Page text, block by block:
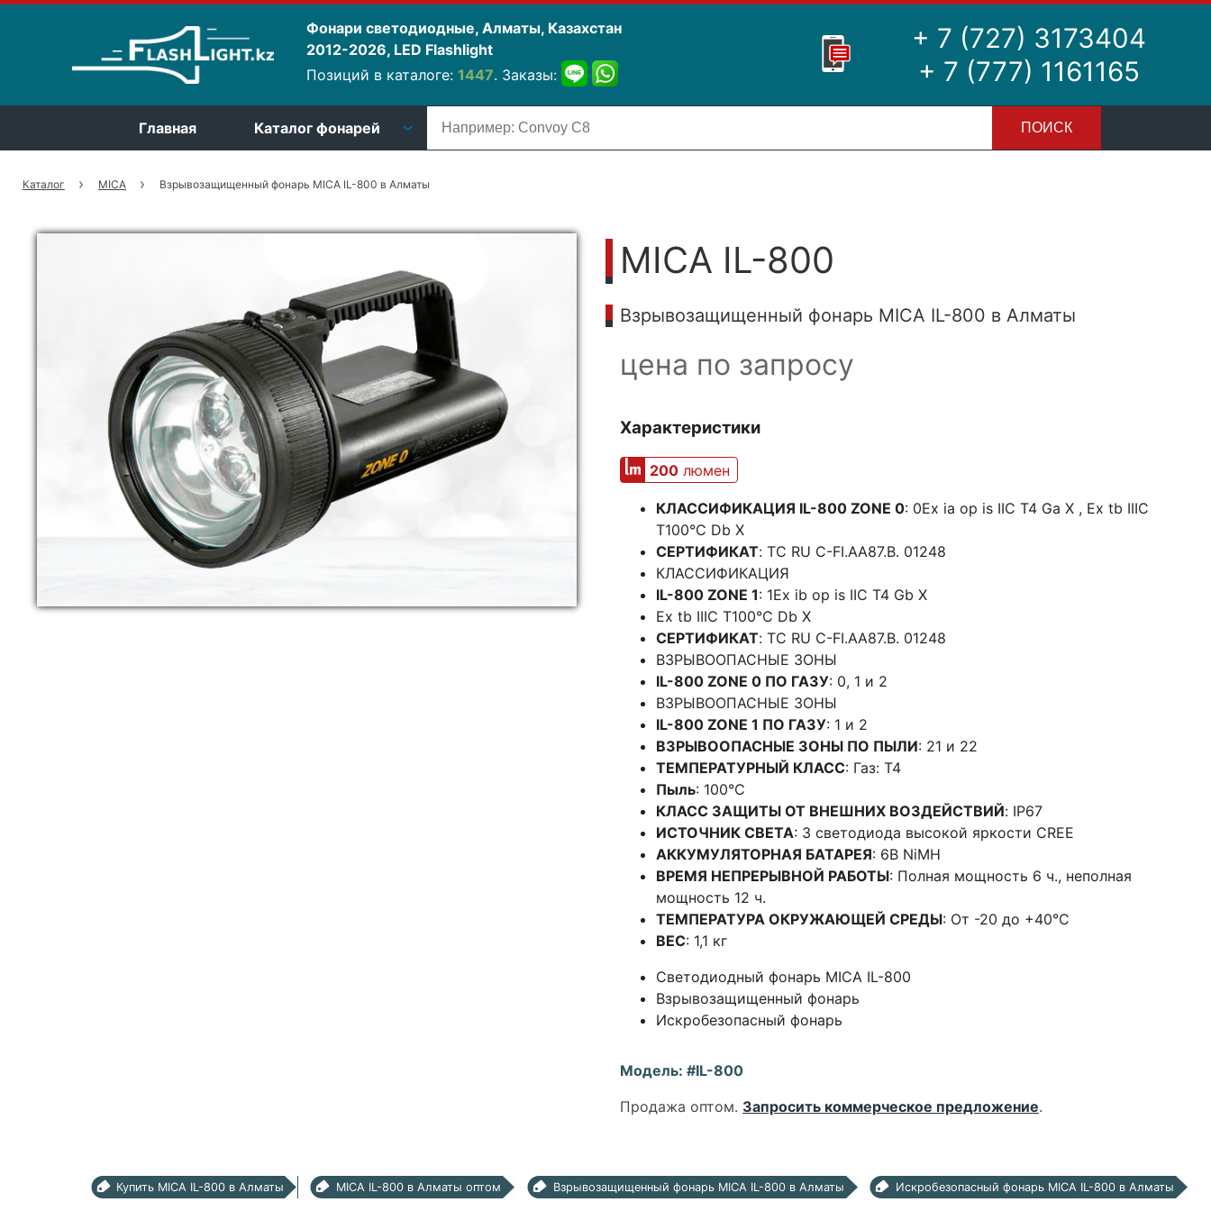
Фонари светодиодные, Алматы, Казахстан
2012-2026, LED Flashlight
Позиций в каталоге: 1447. Заказы:
+ 7 (727) 3173404
+ 7 (777) 1161165
Главная Каталог фонарей ПОИСК
Каталог MICA Взрывозащищенный фонарь MICA IL-800 в Алматы
MICA IL-800
Взрывозащищенный фонарь MICA IL-800 в Алматы
цена по запросу
Характеристики
200 люмен
КЛАССИФИКАЦИЯ IL-800 ZONE 0: 0Ex ia op is IIC T4 Ga X , Ex tb IIIC
T100°C Db X
СЕРТИФИКАТ: TC RU C-FI.AA87.B. 01248
КЛАССИФИКАЦИЯ
IL-800 ZONE 1: 1Ex ib op is IIC T4 Gb X
Ex tb IIIC T100°C Db X
СЕРТИФИКАТ: TC RU C-FI.AA87.B. 01248
ВЗРЫВООПАСНЫЕ ЗОНЫ
IL-800 ZONE 0 ПО ГАЗУ: 0, 1 и 2
ВЗРЫВООПАСНЫЕ ЗОНЫ
IL-800 ZONE 1 ПО ГАЗУ: 1 и 2
ВЗРЫВООПАСНЫЕ ЗОНЫ ПО ПЫЛИ: 21 и 22
ТЕМПЕРАТУРНЫЙ КЛАСС: Газ: Т4
Пыль: 100°C
КЛАСС ЗАЩИТЫ ОТ ВНЕШНИХ ВОЗДЕЙСТВИЙ: IP67
ИСТОЧНИК СВЕТА: 3 cветодиода высокой яркости CREE
АККУМУЛЯТОРНАЯ БАТАРЕЯ: 6В NiMH
ВРЕМЯ НЕПРЕРЫВНОЙ РАБОТЫ: Полная мощность 6 ч., неполная
мощность 12 ч.
ТЕМПЕРАТУРА ОКРУЖАЮЩЕЙ СРЕДЫ: От -20 до +40°C
ВЕС: 1,1 кг
Светодиодный фонарь MICA IL-800
Взрывозащищенный фонарь
Искробезопасный фонарь
Модель: #IL-800
Продажа оптом. Запросить коммерческое предложение.
Купить MICA IL-800 в Алматы MICA IL-800 в Алматы оптом Взрывозащищенный фонарь MICA IL-800 в Алматы Искробезопасный фонарь MICA IL-800 в Алматы